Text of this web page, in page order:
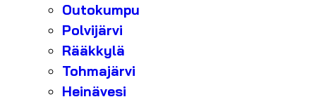
Outokumpu
Polvijärvi
Rääkkylä
Tohmajärvi
Heinävesi